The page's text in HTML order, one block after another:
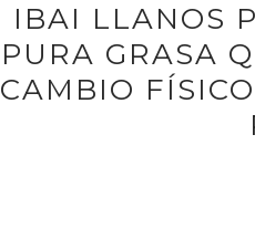
IBAI LLANOS
PURA GRASA
CAMBIO